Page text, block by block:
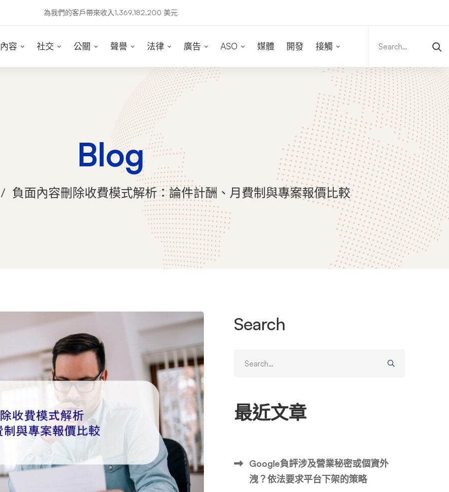
為我們的客戶帶來收入1,369,182,200 美元
內容 社交 公關 聲譽 法律 廣告 ASO 媒體 開發 接觸
for:
Blog
負面內容刪除收費模式解析：論件計酬、月費制與專案報價比較
Search
for:
最近文章
Google負評涉及營業秘密或個資外
洩？依法要求平台下架的策略